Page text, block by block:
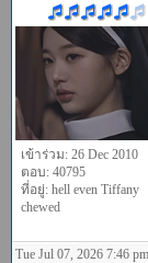
เข้าร่วม: 26 Dec 2010
ตอบ: 40795
ที่อยู่: hell even Tiffany
chewed
Tue Jul 07, 2026 7:46 pm